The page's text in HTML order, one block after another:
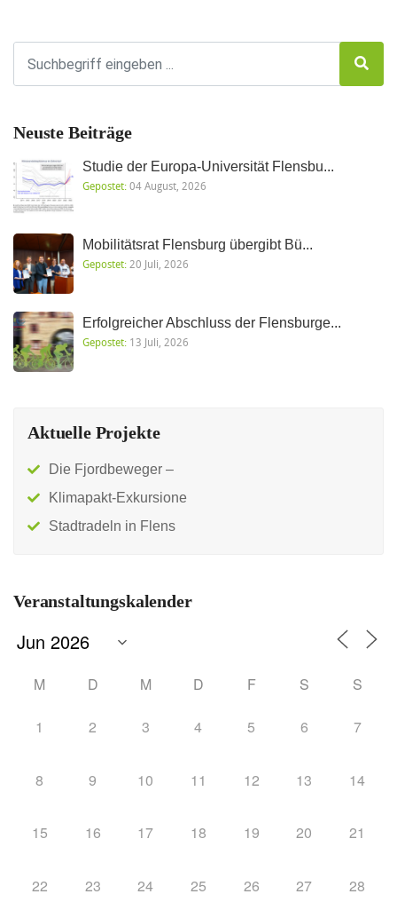
Neuste Beiträge
Studie der Europa-Universität Flensbu...
Gepostet:04 August, 2026
Mobilitätsrat Flensburg übergibt Bü...
Gepostet: 20 Juli, 2026
Erfolgreicher Abschluss der Flensburge...
Gepostet: 13 Juli, 2026
Aktuelle Projekte
Die Fjordbeweger –
Klimapakt-Exkursione
Stadtradeln in Flens
Veranstaltungskalender
M D M D F S S
1 2 3 4 5 6 7
8 9 10 11 12 13 14
15 16 17 18 19 20 21
22 23 24 25 26 27 28